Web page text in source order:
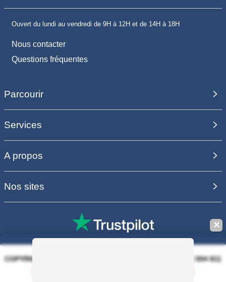
Ouvert du lundi au vendredi de 9H à 12H et de 14H à 18H
Nous contacter
Questions fréquentes
Parcourir
Services
A propos
Nos sites
COPYRIGHT 2006 - 2025 - EQUIRODI SAS - R.C.S. DOLE 504 811
✕